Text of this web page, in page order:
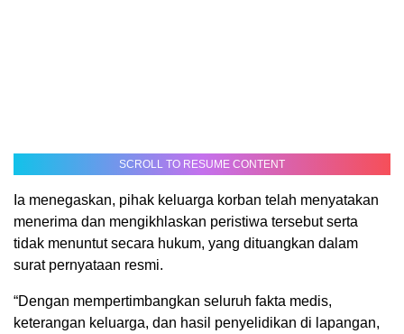
SCROLL TO RESUME CONTENT
Ia menegaskan, pihak keluarga korban telah menyatakan
menerima dan mengikhlaskan peristiwa tersebut serta
tidak menuntut secara hukum, yang dituangkan dalam
surat pernyataan resmi.
“Dengan mempertimbangkan seluruh fakta medis,
keterangan keluarga, dan hasil penyelidikan di lapangan,